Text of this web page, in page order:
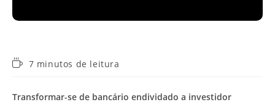
Tempo7 minutos de leitura
Transformar-se de bancário endividado a investidor